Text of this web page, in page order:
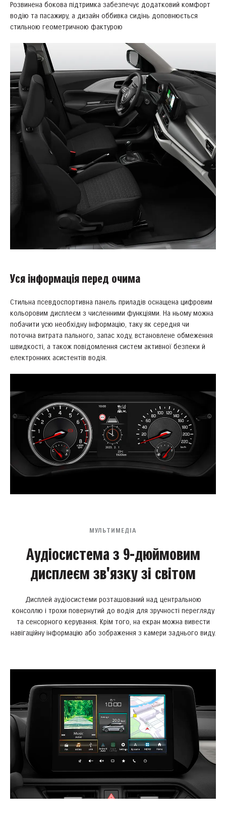
Розвинена бокова підтримка забезпечує додатковий комфорт
водію та пасажиру, а дизайн оббивка сидінь доповнюється
стильною геометричною фактурою
Уся інформація перед очима
Стильна псевдоспортивна панель приладів оснащена цифровим
кольоровим дисплеєм з численними функціями. На ньому можна
побачити усю необхідну інформацію, таку як середня чи
поточна витрата пального, запас ходу, встановлене обмеження
швидкості, а також повідомлення систем активної безпеки й
електронних асистентів водія.
МУЛЬТИМЕДІА
Аудіосистема з 9-дюймовим
дисплеєм зв'язку зі світом
Дисплей аудіосистеми розташований над центральною
консоллю і трохи повернутий до водія для зручності перегляду
та сенсорного керування. Крім того, на екран можна вивести
навігаційну інформацію або зображення з камери заднього виду.